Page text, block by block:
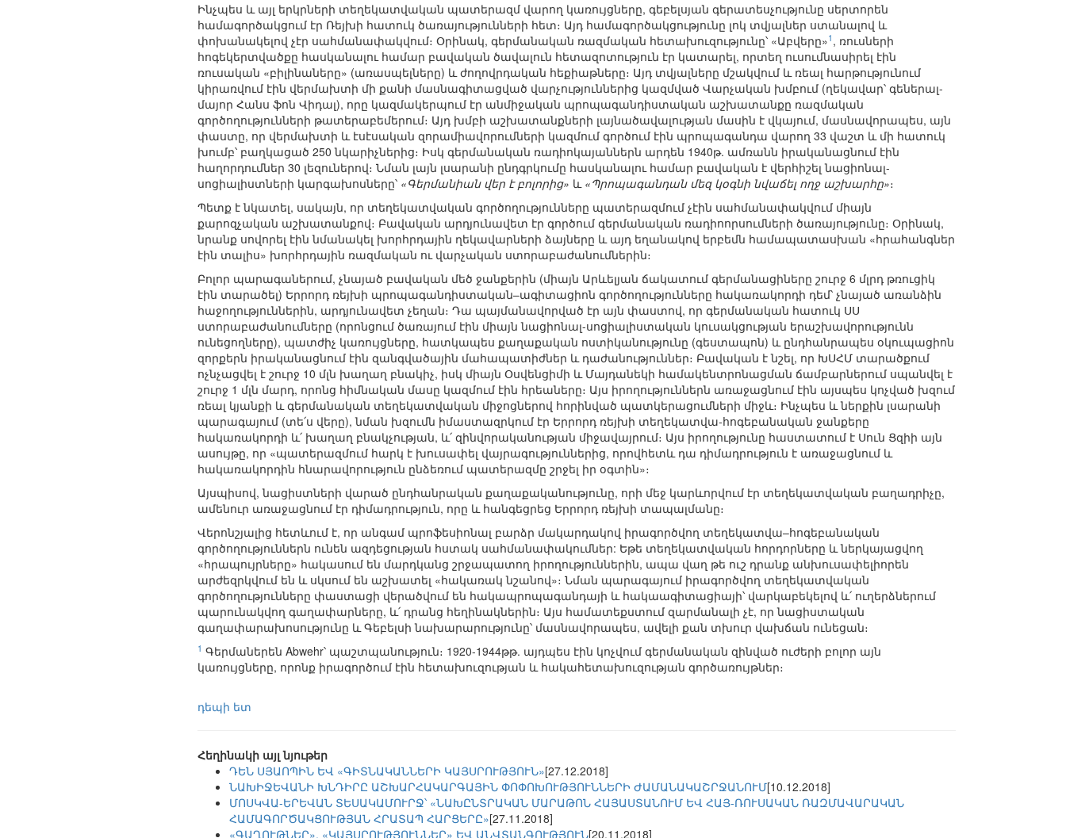
Ինչպես և այլ երկրների տեղեկատվական պատերազմ վարող կառույցները, գեբելսյան գերատեսչությունը սերտորեն
համագործակցում էր Ռեյխի հատուկ ծառայությունների հետ։ Այդ համագործակցությունը լոկ տվյալներ ստանալով և
փոխանակելով չէր սահմանափակվում։ Օրինակ, գերմանական ռազմական հետախուզությունը՝ «Աբվերը»1 , ռուսների
հոգեկերտվածքը հասկանալու համար բավական ծավալուն հետազոտություն էր կատարել, որտեղ ուսումնասիրել էին
ռուսական «բիլինաները» (առասպելները) և ժողովրդական հեքիաթները։ Այդ տվյալները մշակվում և ռեալ հարթությունում
կիրառվում էին վերմախտի մի քանի մասնագիտացված վարչություններից կազմված Վարչական խմբում (ղեկավար՝ գեներալ-
մայոր Հանս ֆոն Վիդալ), որը կազմակերպում էր անմիջական պրոպագանդիստական աշխատանքը ռազմական
գործողությունների թատերաբեմերում։ Այդ խմբի աշխատանքների լայնածավալության մասին է վկայում, մասնավորապես, այն
փաստը, որ վերմախտի և էսէսական զորամիավորումների կազմում գործում էին պրոպագանդա վարող 33 վաշտ և մի հատուկ
խումբ՝ բաղկացած 250 նկարիչներից։ Իսկ գերմանական ռադիոկայաններն արդեն 1940թ. ամռանն իրականացնում էին
հաղորդումներ 30 լեզուներով։ Նման լայն լսարանի ընդգրկումը հասկանալու համար բավական է վերհիշել նացիոնալ-
սոցիալիստների կարգախոսները՝ «Գերմանիան վեր է բոլորից» և «Պրոպագանդան մեզ կօգնի նվաճել ողջ աշխարհը»։
Պետք է նկատել, սակայն, որ տեղեկատվական գործողությունները պատերազմում չէին սահմանափակվում միայն
քարոզչական աշխատանքով։ Բավական արդյունավետ էր գործում գերմանական ռադիոորսումների ծառայությունը։ Օրինակ,
նրանք սովորել էին նմանակել խորհրդային ղեկավարների ձայները և այդ եղանակով երբեմն համապատասխան «հրահանգներ
էին տալիս» խորհրդային ռազմական ու վարչական ստորաբաժանումներին։
Բոլոր պարագաներում, չնայած բավական մեծ ջանքերին (միայն Արևելյան ճակատում գերմանացիները շուրջ 6 մլրդ թռուցիկ
էին տարածել) Երրորդ ռեյխի պրոպագանդիստական–ագիտացիոն գործողությունները հակառակորդի դեմ՝ չնայած առանձին
հաջողություններին, արդյունավետ չեղան։ Դա պայմանավորված էր այն փաստով, որ գերմանական հատուկ ՍՍ
ստորաբաժանումները (որոնցում ծառայում էին միայն նացիոնալ-սոցիալիստական կուսակցության երաշխավորությունն
ունեցողները), պատժիչ կառույցները, հատկապես քաղաքական ոստիկանությունը (գեստապոն) և ընդհանրապես օկուպացիոն
զորքերն իրականացնում էին զանգվածային մահապատիժներ և դաժանություններ։ Բավական է նշել, որ ԽՍՀՄ տարածքում
ոչնչացվել է շուրջ 10 մլն խաղաղ բնակիչ, իսկ միայն Օսվենցիմի և Մայդանեկի համակենտրոնացման ճամբարներում սպանվել է
շուրջ 1 մլն մարդ, որոնց հիմնական մասը կազմում էին հրեաները։ Այս իրողություններն առաջացնում էին այսպես կոչված խզում
ռեալ կյանքի և գերմանական տեղեկատվական միջոցներով հորինված պատկերացումների միջև։ Ինչպես և ներքին լսարանի
պարագայում (տե՛ս վերը), նման խզումն իմաստազրկում էր Երրորդ ռեյխի տեղեկատվա-հոգեբանական ջանքերը
հակառակորդի և՛ խաղաղ բնակչության, և՛ զինվորականության միջավայրում։ Այս իրողությունը հաստատում է Սուն Ցզիի այն
ասույթը, որ «պատերազմում հարկ է խուսափել վայրագություններից, որովհետև դա դիմադրություն է առաջացնում և
հակառակորդին հնարավորություն ընձեռում պատերազմը շրջել իր օգտին»։
Այսպիսով, նացիստների վարած ընդհանրական քաղաքականությունը, որի մեջ կարևորվում էր տեղեկատվական բաղադրիչը,
ամենուր առաջացնում էր դիմադրություն, որը և հանգեցրեց Երրորդ ռեյխի տապալմանը։
Վերոնշյալից հետևում է, որ անգամ պրոֆեսիոնալ բարձր մակարդակով իրագործվող տեղեկատվա–հոգեբանական
գործողություններն ունեն ազդեցության հստակ սահմանափակումներ: Եթե տեղեկատվական հորդորները և ներկայացվող
«հրապույրները» հակասում են մարդկանց շրջապատող իրողություններին, ապա վաղ թե ուշ դրանք անխուսափելիորեն
արժեզրկվում են և սկսում են աշխատել «հակառակ նշանով»։ Նման պարագայում իրագործվող տեղեկատվական
գործողությունները փաստացի վերածվում են հակապրոպագանդայի և հակաագիտացիայի՝ վարկաբեկելով և՛ ուղերձներում
պարունակվող գաղափարները, և՛ դրանց հեղինակներին։ Այս համատեքստում զարմանալի չէ, որ նացիստական
գաղափարախոսությունը և Գեբելսի նախարարությունը՝ մասնավորապես, ավելի քան տխուր վախճան ունեցան։
1 Գերմաներեն Abwehr՝ պաշտպանություն։ 1920-1944թթ. այդպես էին կոչվում գերմանական զինված ուժերի բոլոր այն
կառույցները, որոնք իրագործում էին հետախուզության և հակահետախուզության գործառույթներ։
դեպի ետ
Հեղինակի այլ նյութեր
ԴԵՆ ՍՅԱՈՊԻՆ ԵՎ «ԳԻՏՆԱԿԱՆՆԵՐԻ ԿԱՅՍՐՈՒԹՅՈՒՆ»[27.12.2018]
ՆԱԽԻՋԵՎԱՆԻ ԽՆԴԻՐԸ ԱՇԽԱՐՀԱԿԱՐԳԱՅԻՆ ՓՈՓՈԽՈՒԹՅՈՒՆՆԵՐԻ ԺԱՄԱՆԱԿԱՇՐՋԱՆՈՒՄ[10.12.2018]
ՄՈՍԿՎԱ-ԵՐԵՎԱՆ ՏԵՍԱԿԱՄՈՒՐՋ՝ «ՆԱԽԸՆՏՐԱԿԱՆ ՄԱՐԱԹՈՆ ՀԱՅԱՍՏԱՆՈՒՄ ԵՎ ՀԱՅ-ՌՈՒՍԱԿԱՆ ՌԱԶՄԱՎԱՐԱԿԱՆ
ՀԱՄԱԳՈՐԾԱԿՑՈՒԹՅԱՆ ՀՐԱՏԱՊ ՀԱՐՑԵՐԸ»[27.11.2018]
«ԳԱՂՈՒԹՆԵՐ», «ԿԱՅՍՐՈՒԹՅՈՒՆՆԵՐ» ԵՎ ԱՆՎՏԱՆԳՈՒԹՅՈՒՆ[20.11.2018]